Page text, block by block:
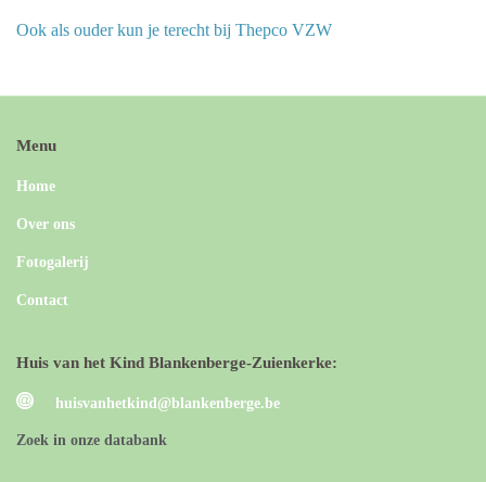
Ook als ouder kun je terecht bij Thepco VZW
Menu
Home
Over ons
Fotogalerij
Contact
Huis van het Kind Blankenberge-Zuienkerke:
huisvanhetkind@blankenberge.be
Zoek in onze databank